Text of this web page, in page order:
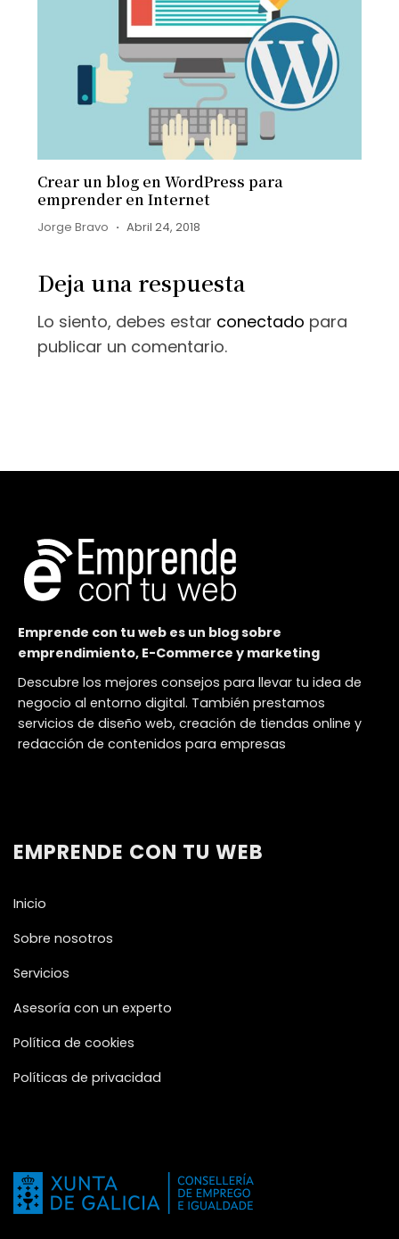
Crear un blog en WordPress para
emprender en Internet
Jorge Bravo Abril 24, 2018
Deja una respuesta
Lo siento, debes estar conectado para
publicar un comentario.
Emprende con tu web es un blog sobre
emprendimiento, E-Commerce y marketing
Descubre los mejores consejos para llevar tu idea de
negocio al entorno digital. También prestamos
servicios de diseño web, creación de tiendas online y
redacción de contenidos para empresas
EMPRENDE CON TU WEB
Inicio
Sobre nosotros
Servicios
Asesoría con un experto
Política de cookies
Políticas de privacidad